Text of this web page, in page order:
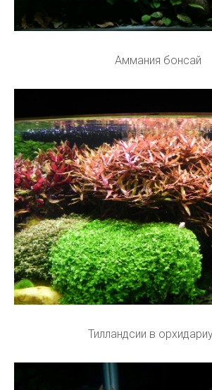
Аммания бонсай
Тилландсии в